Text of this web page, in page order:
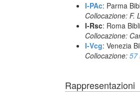
I-PAc: Parma
Collocazione: F.
I-Rsc: Roma
Collocazione:
I-Vcg: Venezia
Collocazione: 57
Rappresentazioni